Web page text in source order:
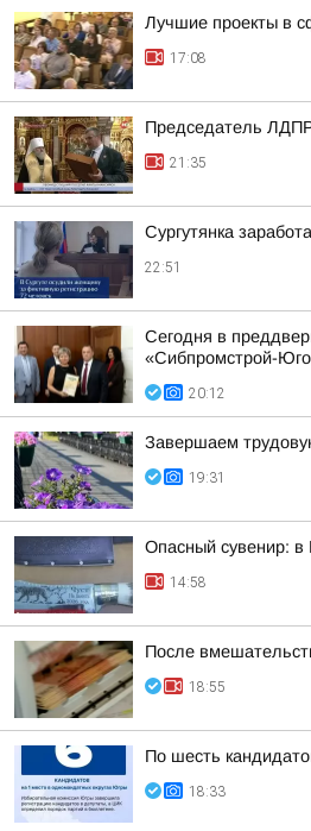
Лучшие проекты в
17:08
Председатель
21:35
Сургутянка
22:51
Сегодня в
«Сибпромстрой-
20:12
Завершаем
19:31
Опасный сувенир: в
14:58
После
18:55
По шесть
18:33